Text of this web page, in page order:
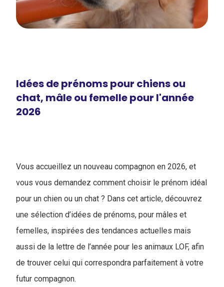
Idées de prénoms pour chiens ou
chat, mâle ou femelle pour l'année
2026
Vous accueillez un nouveau compagnon en 2026, et
vous vous demandez comment choisir le prénom idéal
pour un chien ou un chat ? Dans cet article, découvrez
une sélection d’idées de prénoms, pour mâles et
femelles, inspirées des tendances actuelles mais
aussi de la lettre de l’année pour les animaux LOF, afin
de trouver celui qui correspondra parfaitement à votre
futur compagnon.